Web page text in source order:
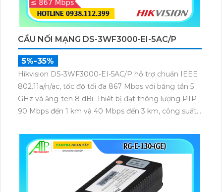
CẦU NỐI MẠNG DS-3WF3000-EI-5AC/P
5%-35%
Hikvision DS-3WF3000-EI-5AC/P hỗ trợ chuẩn IEEE
802.11a/n/ac, tốc độ tối đa 867 Mbps với băng tần 5
GHz và ăng-ten 8 dBi. Thiết bị đạt thông lượng PTP
90 Mbps đến 1 km và 40 Mbps đến 3 km, công suất
tải dữ liệu và video giám sát ổn định ở khoảng cách
xa.